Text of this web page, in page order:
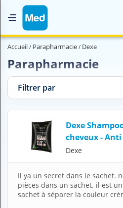
Accueil
Magazine Médical
U
Accueil Parapharmacie Dexe
Parapharmacie
Filtrer par
Dexe
cheveux -
Dexe
Il ya un secret dans le sachet.
pièces dans un sachet. il est
sachet à séparer la couleur